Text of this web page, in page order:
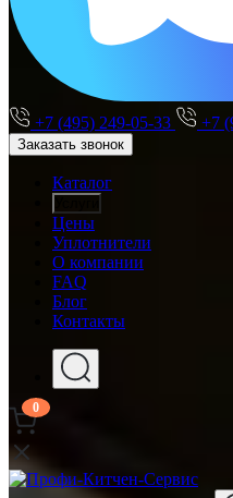
+7 (495) 249-05-33 +7
Заказать звонок
Каталог
Цены
Уплотнители
О компании
FAQ
Блог
Контакты
0